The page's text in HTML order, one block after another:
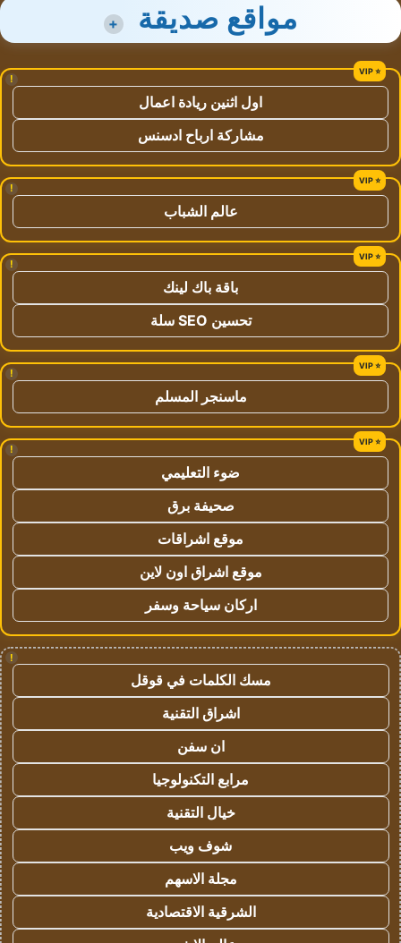
مواقع صديقة +
!
اول اثنين ريادة اعمال
مشاركة ارباح ادسنس
!
عالم الشباب
!
باقة باك لينك
تحسين SEO سلة
!
ماسنجر المسلم
!
ضوء التعليمي
صحيفة برق
موقع اشراقات
موقع اشراق اون لاين
اركان سياحة وسفر
!
مسك الكلمات في قوقل
اشراق التقنية
ان سفن
مرابع التكنولوجيا
خيال التقنية
شوف ويب
مجلة الاسهم
الشرقية الاقتصادية